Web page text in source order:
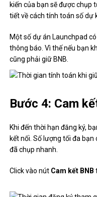
kiến ​​của bạn sẽ được chụp
tiết về cách tính toán số dự
Một số dự án Launchpad
thông báo. Vì thế nếu bạn
cũng phải giữ BNB.
Bước 4: Cam
Khi đến thời hạn đăng ký,
kết nối. Số lượng tối đa
đã chụp nhanh.
Click vào nút Cam kết BNB